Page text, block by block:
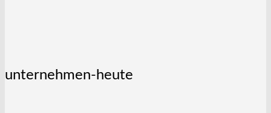
unternehmen-heute